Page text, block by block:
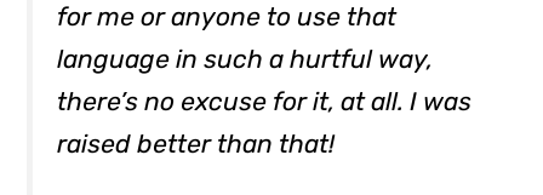
for me or anyone to use that
language in such a hurtful way,
there’s no excuse for it, at all. I was
raised better than that!